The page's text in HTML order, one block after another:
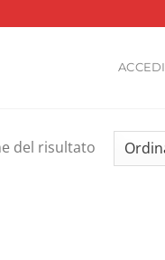
ACCEDI
del risultato